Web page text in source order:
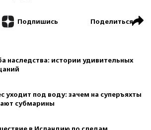
Подпишись Поделиться
наследства: истории удивительных
уходит под воду: зачем на суперъяхты
субмарины